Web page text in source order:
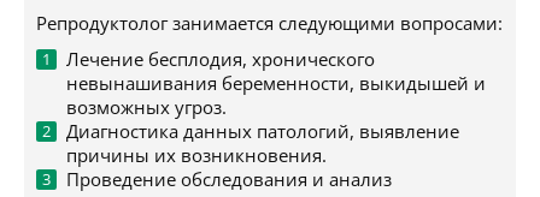
Репродуктолог занимается следующими вопросами:
Лечение бесплодия, хронического
невынашивания беременности, выкидышей и
возможных угроз.
Диагностика данных патологий, выявление
причины их возникновения.
Проведение обследования и анализ